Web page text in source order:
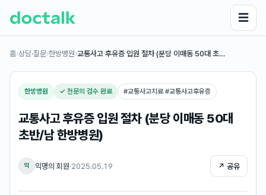
☰
홈›상담·질문›한방병원›교통사고 후유증 입원 절차 (분당 이매동 50대 초…
한방병원 ✓ 전문의 검수 완료 #교통사고치료 #교통사고후유증
교통사고 후유증 입원 절차 (분당 이매동 50대
초반/남 한방병원)
익 익명의 회원·2025.05.19 ↗ 공유